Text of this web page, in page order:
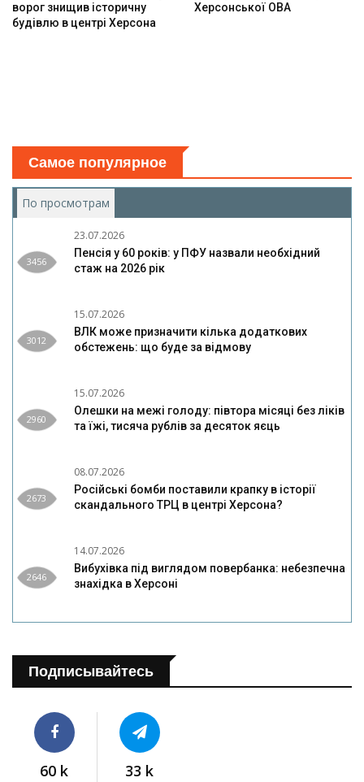
ворог знищив історичну
будівлю в центрі Херсона
Херсонської ОВА
Самое популярное
По просмотрам
3456
23.07.2026
Пенсія у 60 років: у ПФУ назвали необхідний
стаж на 2026 рік
3012
15.07.2026
ВЛК може призначити кілька додаткових
обстежень: що буде за відмову
2960
15.07.2026
Олешки на межі голоду: півтора місяці без ліків
та їжі, тисяча рублів за десяток яєць
2673
08.07.2026
Російські бомби поставили крапку в історії
скандального ТРЦ в центрі Херсона?
2646
14.07.2026
Вибухівка під виглядом повербанка: небезпечна
знахідка в Херсоні
Подписывайтесь
60 k 33 k